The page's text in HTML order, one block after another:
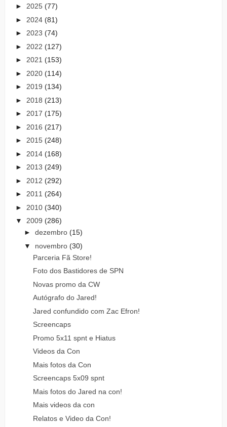
► 2025 (77)
► 2024 (81)
► 2023 (74)
► 2022 (127)
► 2021 (153)
► 2020 (114)
► 2019 (134)
► 2018 (213)
► 2017 (175)
► 2016 (217)
► 2015 (248)
► 2014 (168)
► 2013 (249)
► 2012 (292)
► 2011 (264)
► 2010 (340)
▼ 2009 (286)
► dezembro (15)
▼ novembro (30)
Parceria Fã Store!
Foto dos Bastidores de SPN
Novas promo da CW
Autógrafo do Jared!
Jared confundido com Zac Efron!
Screencaps
Promo 5x11 spnt e Hiatus
Videos da Con
Mais fotos da Con
Screencaps 5x09 spnt
Mais fotos do Jared na con!
Mais videos da con
Relatos e Video da Con!